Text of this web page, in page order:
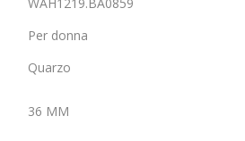
Per donna
Quarzo
36 MM